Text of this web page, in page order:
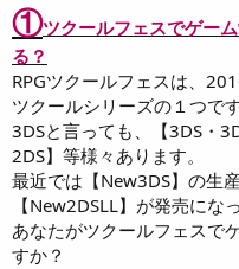
①ツクールフェスでゲー
る？
RPGツクールフェスは、
ツクールシリーズの１つです
3DSと言っても、【3DS・
2DS】等様々あります。
最近では【New3DS】の生
【New2DSLL】が発売にな
あなたがツクールフェスで
すか？